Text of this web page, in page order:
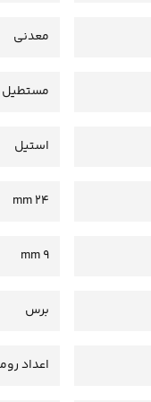
معدنی
مستطیل
استیل
24 mm
9 mm
برس
اعداد